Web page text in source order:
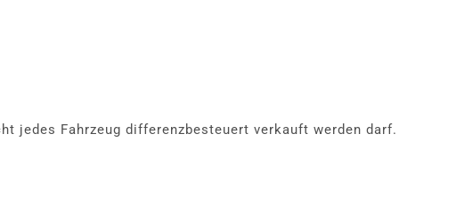
jedes Fahrzeug differenzbesteuert verkauft werden darf.